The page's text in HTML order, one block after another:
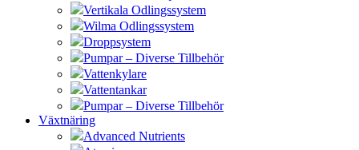
Vertikala Odlingssystem
Wilma Odlingssystem
Droppsystem
Pumpar – Diverse Tillbehör
Vattenkylare
Vattentankar
Pumpar – Diverse Tillbehör
Växtnäring
Advanced Nutrients